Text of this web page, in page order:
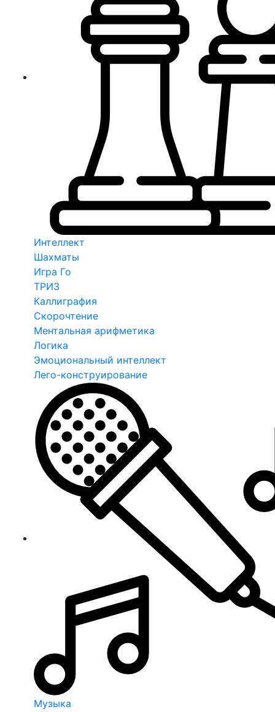
Интеллект
Шахматы
Игра Го
ТРИЗ
Каллиграфия
Скорочтение
Ментальная арифметика
Логика
Эмоциональный интеллект
Лего-конструирование
Музыка